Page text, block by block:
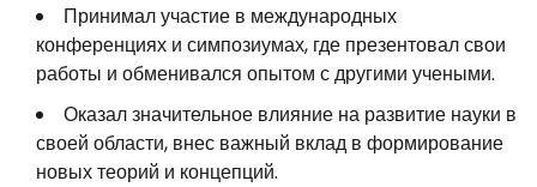
Принимал участие в международных
конференциях и симпозиумах, где презентовал свои
работы и обменивался опытом с другими учеными.
Оказал значительное влияние на развитие науки в
своей области, внес важный вклад в формирование
новых теорий и концепций.